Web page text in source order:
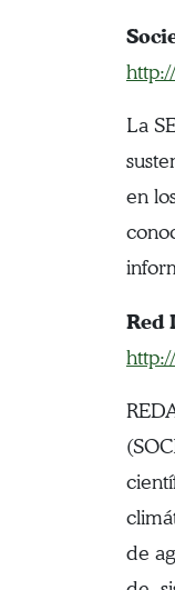
La
en
Red
de